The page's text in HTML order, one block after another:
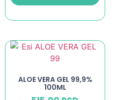
ALOE VERA GEL 99,9%
100ML